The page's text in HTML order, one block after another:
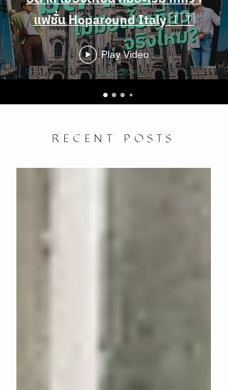
แฟชั่น Hoparound Italy 🇮🇹
Play Video
RECENT POSTS